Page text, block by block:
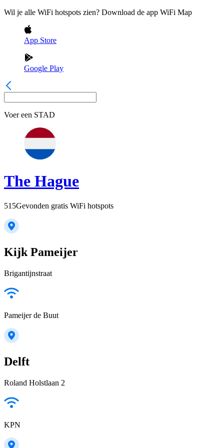
Wil je alle WiFi hotspots zien? Download de app WiFi Map
App Store
Google Play
Voer een STAD
The Hague
515Gevonden gratis WiFi hotspots
Kijk Pameijer
Brigantijnstraat
Pameijer de Buut
Delft
Roland Holstlaan 2
KPN